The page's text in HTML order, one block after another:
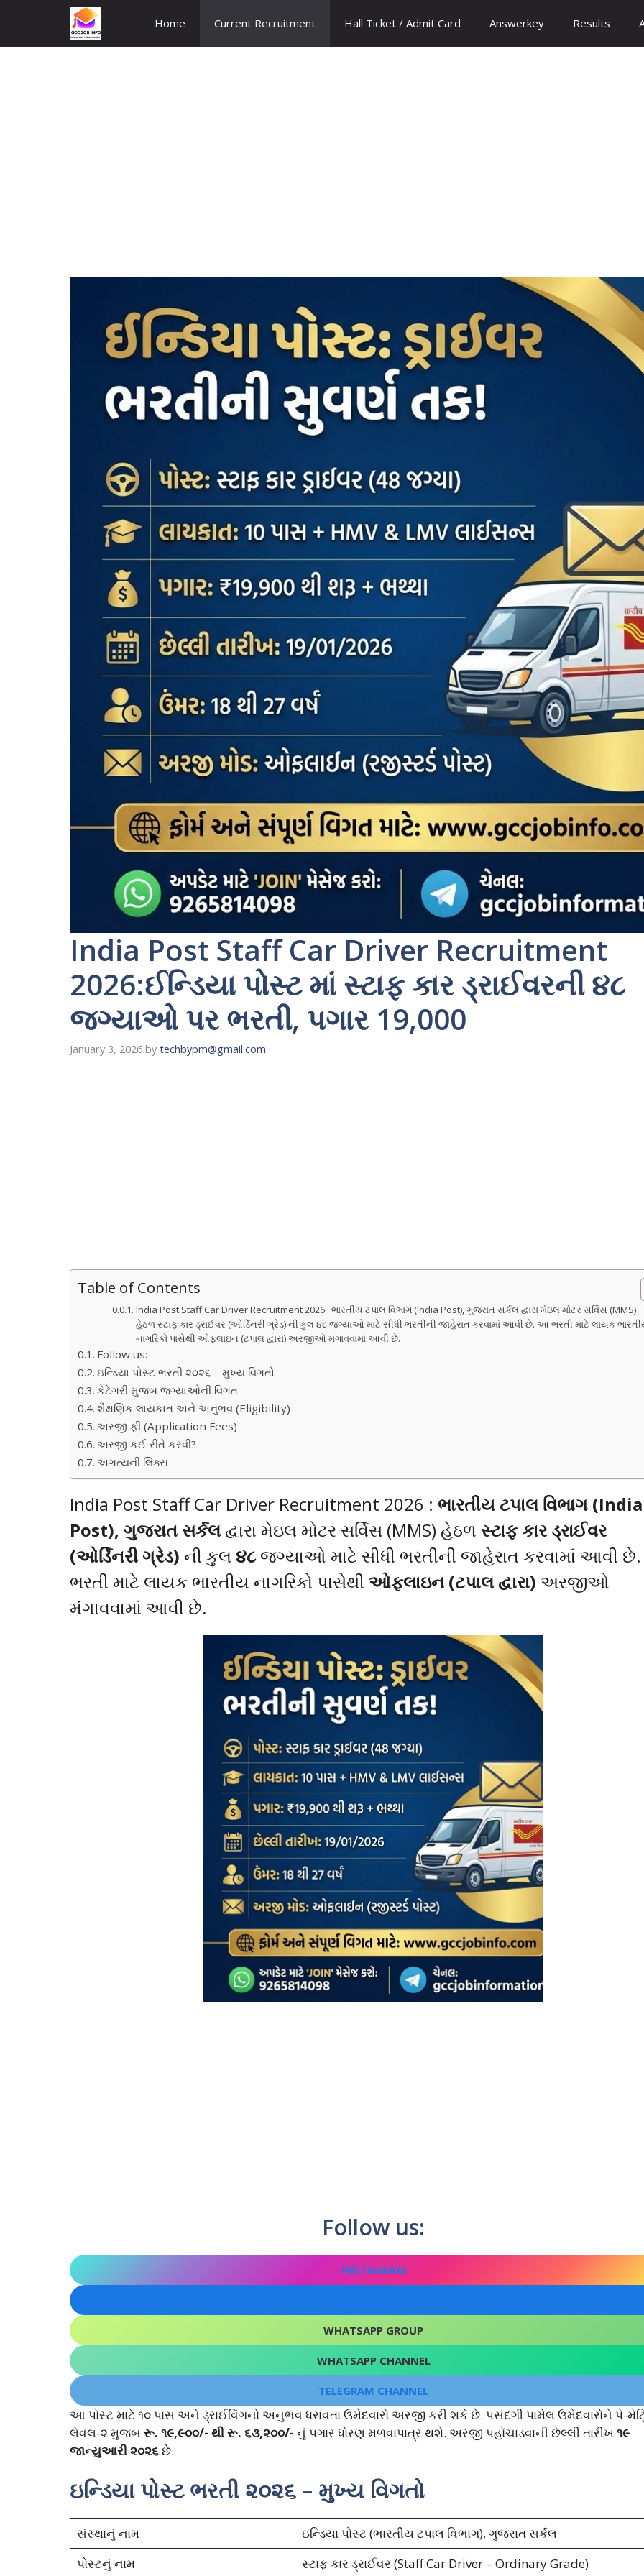
content
Home Current Recruitment Hall Ticket / Admit Card Answerkey Results
India Post Staff Car Driver Recruitment
2026:ઈન્ડિયા પોસ્ટ માં સ્ટાફ કાર ડ્રાઈવરની ૪૮
જગ્યાઓ પર ભરતી, પગાર 19,000
January 3, 2026 by techbypm@gmail.com
Table of Contents
India Post Staff Car Driver Recruitment 2026 : ભારતીય ટપાલ વિભાગ (India Post), ગુજરાત સર્કલ દ્વારા મેઇલ મોટર સર્વિસ (MMS)
હેઠળ સ્ટાફ કાર ડ્રાઈવર (ઓર્ડિનરી ગ્રેડ) ની કુલ ૪૮ જગ્યાઓ માટે સીધી ભરતીની જાહેરાત કરવામાં આવી છે. આ ભરતી માટે લાયક
નાગરિકો પાસેથી ઓફલાઇન (ટપાલ દ્વારા) અરજીઓ મંગાવવામાં આવી છે.
Follow us:
ઇન્ડિયા પોસ્ટ ભરતી ૨૦૨૬ – મુખ્ય વિગતો
કેટેગરી મુજબ જગ્યાઓની વિગત
શૈક્ષણિક લાયકાત અને અનુભવ (Eligibility)
અરજી ફી (Application Fees)
અરજી કઈ રીતે કરવી?
અગત્યની લિંક્સ
India Post Staff Car Driver Recruitment 2026 : ભારતીય ટપાલ વિભાગ (India
Post), ગુજરાત સર્કલદ્વારા મેઇલ મોટર સર્વિસ (MMS) હેઠળ સ્ટાફ કાર ડ્રાઈવર
(ઓર્ડિનરી ગ્રેડ) ની કુલ ૪૮જગ્યાઓ માટે સીધી ભરતીની જાહેરાત કરવામાં આવી
ભરતી માટે લાયક ભારતીય નાગરિકો પાસેથી ઓફલાઇન (ટપાલ દ્વારા) અરજીઓ
મંગાવવામાં આવી છે.
Follow us:
INSTAGRAM
WHATSAPP GROUP
WHATSAPP CHANNEL
TELEGRAM CHANNEL
આ પોસ્ટ માટે ૧૦ પાસ અને ડ્રાઈવિંગનો અનુભવ ધરાવતા ઉમેદવારો અરજી કરી શકે છે. પસંદગી પામેલ ઉમેદવારોને પે-
લેવલ-૨ મુજબ રૂ. ૧૯,૯૦૦/- થી રૂ. ૬૩,૨૦૦/- નું પગાર ધોરણ મળવાપાત્ર થશે. અરજી પહોંચાડવાની છેલ્લી તારીખ૧૯
જાન્યુઆરી ૨૦૨૬છે.
ઇન્ડિયા પોસ્ટ ભરતી ૨૦૨૬ – મુખ્ય વિગતો
સંસ્થાનું નામ
ઇન્ડિયા પોસ્ટ (ભારતીય ટપાલ વિભાગ), ગુજરાત સર્કલ
પોસ્ટનું નામ
સ્ટાફ કાર ડ્રાઈવર (Staff Car Driver – Ordinary Grade)